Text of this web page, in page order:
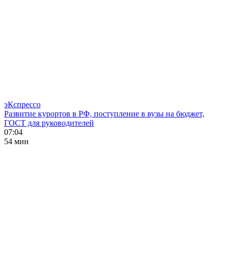
эКспрессо
Развитие курортов в РФ, поступление в вузы на бюджет,
ГОСТ для руководителей
07:04
54 мин